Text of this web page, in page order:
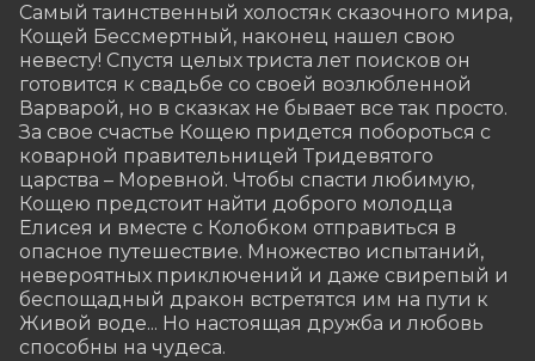
Самый таинственный холостяк сказочного мира,
Кощей Бессмертный, наконец нашел свою
невесту! Спустя целых триста лет поисков он
готовится к свадьбе со своей возлюбленной
Варварой, но в сказках не бывает все так просто.
За свое счастье Кощею придется побороться с
коварной правительницей Тридевятого
царства – Моревной. Чтобы спасти любимую,
Кощею предстоит найти доброго молодца
Елисея и вместе с Колобком отправиться в
опасное путешествие. Множество испытаний,
невероятных приключений и даже свирепый и
беспощадный дракон встретятся им на пути к
Живой воде... Но настоящая дружба и любовь
способны на чудеса.